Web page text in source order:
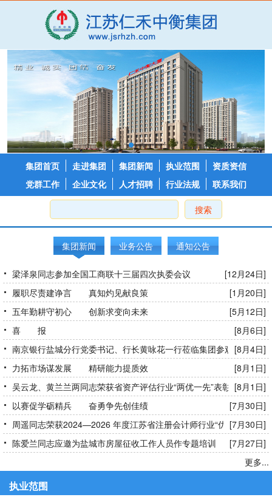
集团首页 走进集团 集团新闻 执业范围
资质资信
党群工作
企业文化 人才招聘 行业法规 联系我们
搜索
集团新闻 业务公告 通知公告
梁泽泉同志参加全国工商联十三届四次执委会议
[12月24日]
履职尽责建诤言 真知灼见献良策
[1月20日]
五年勤耕守初心 创新求变向未来
[5月12日]
喜 报
[8月6日]
南京银行盐城分行党委书记、行长黄咏花一行莅临集团参观交流[8月4日]
力拓市场谋发展 精研能力提质效
[8月1日]
吴云龙、黄兰兰两同志荣获省资产评估行业“两优一先”表彰 [8月1日]
以赛促学砺精兵 奋勇争先创佳绩
[7月30日]
周遥同志荣获2024—2026 年度江苏省注册会计师行业“优秀共产党
员”称号
[7月30日]
陈爱兰同志应邀为盐城市房屋征收工作人员作专题培训
[7月27日]
更多...
执业范围